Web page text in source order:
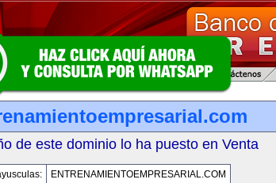
de este dominio lo ha puesto en Venta
ENTRENAMIENTOEMPRESARIAL.COM